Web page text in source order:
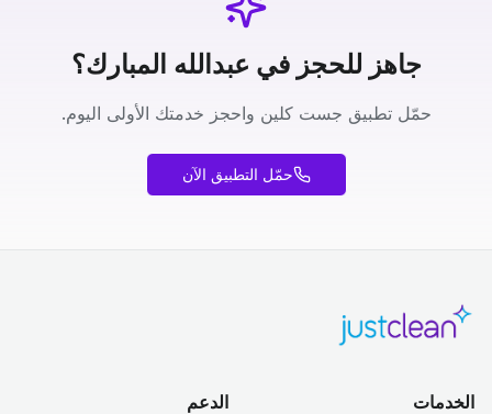
جاهز للحجز في عبدالله المبارك؟
حمّل تطبيق جست كلين واحجز خدمتك الأولى اليوم.
حمّل التطبيق الآن
الخدمات الدعم